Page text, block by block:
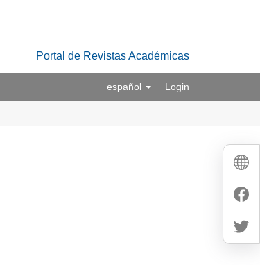
Portal de Revistas Académicas
español Login